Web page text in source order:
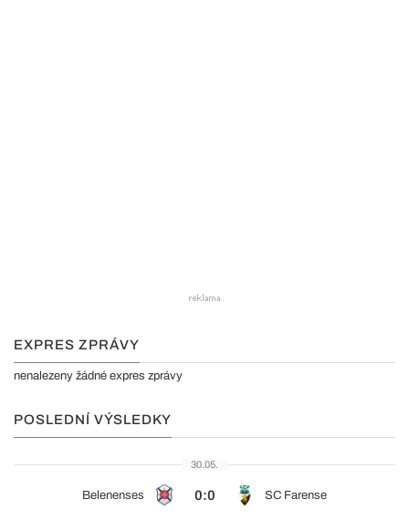
EXPRES ZPRÁVY
nenalezeny žádné expres zprávy
POSLEDNÍ VÝSLEDKY
30.05.
Belenenses 0:0 SC Farense